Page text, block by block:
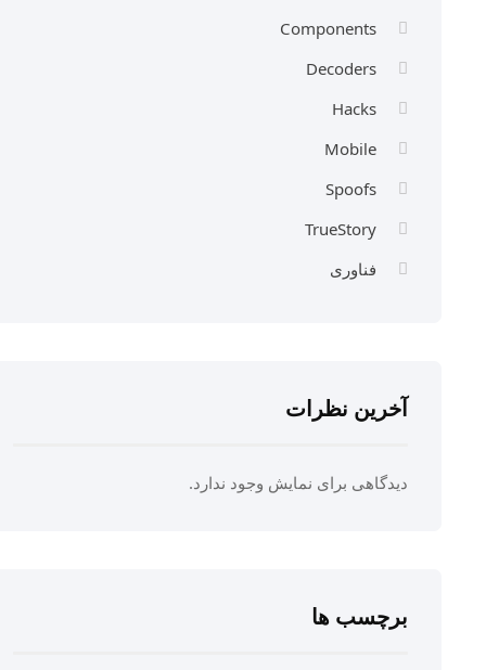
Components
Decoders
Hacks
Mobile
Spoofs
TrueStory
فناوری
آخرین نظرات
دیدگاهی برای نمایش وجود ندارد.
برچسب ها